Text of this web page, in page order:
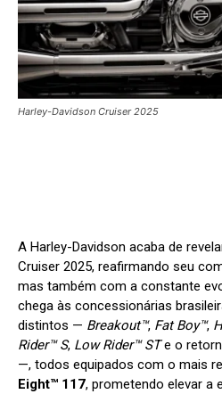
Harley-Davidson Cruiser 2025
A Harley-Davidson acaba de
Cruiser 2025, reafirmando seu
mas também com a constante
chega às concessionárias
distintos — Breakout™, Fat Boy™,
Rider™ S, Low Rider™ STe o
—, todos equipados com o mais
Eight™ 117, prometendo elevar a